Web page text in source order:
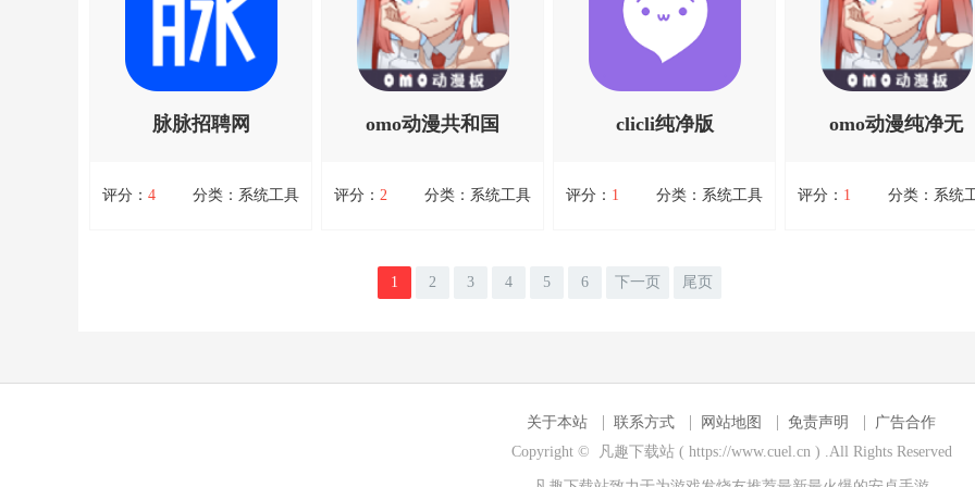
难度，每天都会不断更新当
中，每一个资源都是免费下
载，各种各样娱乐、学习、辅
助工具，满足我们多种不同需
求，界面...资源均来自官网，
请放心下载。
它适用于音乐制作、录音、后
期处理等多个领域，可以帮助
用户对音频进行精细的调整和
优化。音调测控仪具有直观的
用户...资源均来自官网，请放
心下载。
小说，包括言情、玄幻、武
侠、历史等，满足不同用户的
阅读需求，而且该软件界面简
洁美观，操作便捷，为用户带
来舒适的阅...资源均来自官
网，请放心下载。
3D建模和图像处理技术，为
用户提供逼真的城市街景体
验，帮助用户轻松探索世界
地的风景名胜、街道巷尾。
3D市民街景地...资源均来
网，请放心下载。
脉脉招聘网
评分： 4 分类：系统工具
omo动漫共和国
评分： 2 分类：系统工具
omo动漫共和国，Omo动漫共
和国是一款专为动漫爱好者设
业的最新动态，确保用户能够
第一时间观看到最新的动漫作
品。O...资源均来自官网，请
clicli纯净版
评分： 1 分类：系统工具
clicli纯净版，Clicli纯净版是
漫爱好者的首选平台，汇集了
国内外众多热门及经...资源均
来自官网，请放心下载。
omo动漫纯净无
广告版
评分： 1 分类：系统
户提供了丰富的动漫资源，
括热门新番、经典老番以及
类题材的动漫...资源均来自
网，请放心下载。
1 2 3 4 5 6 下一页 尾页
关于本站 联系方式 网站地图 免责声明
广告合作
Copyright © 凡趣下载站 ( https://www.cuel.cn ) .All Rights Reserved